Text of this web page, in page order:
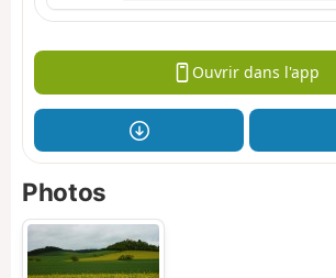
Ouvrir dans l'app
Photos